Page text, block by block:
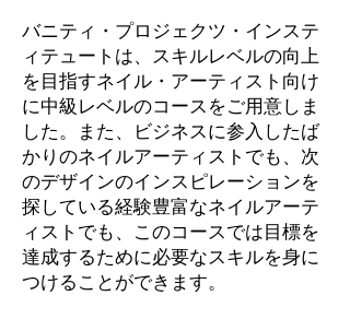
バニティ・プロジェクツ・インステ
ィテュートは、スキルレベルの向上
を目指すネイル・アーティスト向け
に中級レベルのコースをご用意しま
した。また、ビジネスに参入したば
かりのネイルアーティストでも、次
のデザインのインスピレーションを
探している経験豊富なネイルアーテ
ィストでも、このコースでは目標を
達成するために必要なスキルを身に
つけることができます。